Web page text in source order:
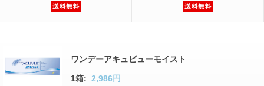
ワンデーアキュビューモイスト
1箱: 2,986円